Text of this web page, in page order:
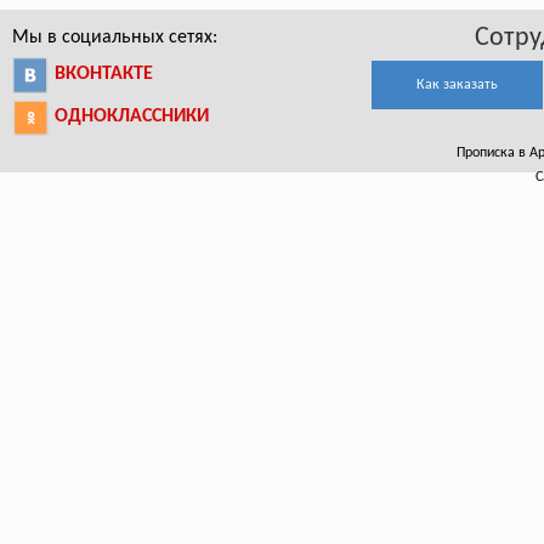
Мы в социальных сетях:
ВКОНТАКТЕ
ОДНОКЛАССНИКИ
Как заказать
Прописка в